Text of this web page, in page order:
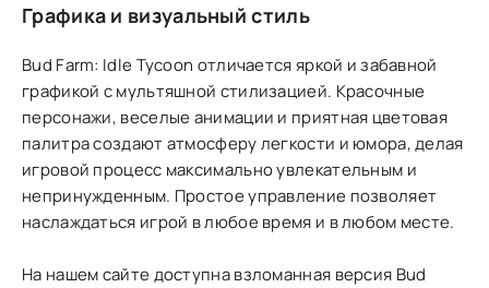
Графика и визуальный стиль
Bud Farm: Idle Tycoon отличается яркой и забавной
графикой с мультяшной стилизацией. Красочные
персонажи, веселые анимации и приятная цветовая
палитра создают атмосферу легкости и юмора, делая
игровой процесс максимально увлекательным и
непринужденным. Простое управление позволяет
наслаждаться игрой в любое время и в любом месте.
На нашем сайте доступна взломанная версия Bud